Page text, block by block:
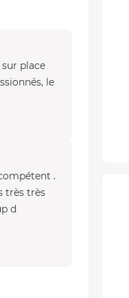
sur place
le
.
très très
d